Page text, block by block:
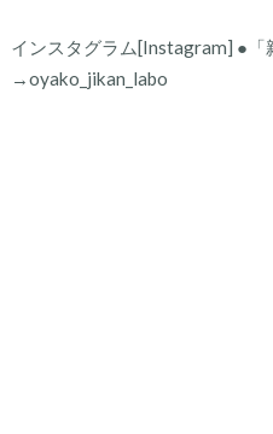
インスタグラム[Instagram] ●「
→oyako_jikan_labo